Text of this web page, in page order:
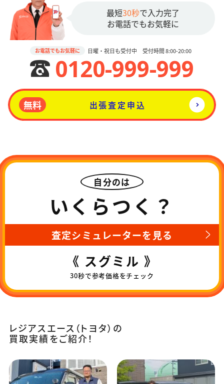
最短30秒で入力完了
お電話でもお気軽に
お電話でもお気軽に 日曜・祝日も受付中 受付時間 8:00-20:00
0120-999-999
無料 出張査定申込
自分のは
いくらつく？
査定シミュレーターを見る
《 スグミル 》
30秒で参考価格をチェック
レジアスエース（トヨタ）の
買取実績をご紹介！